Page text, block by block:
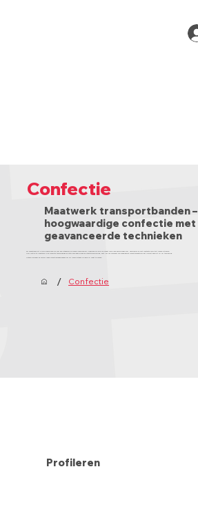
Confectie
Maatwerk transportbanden –
hoogwaardige confectie met
geavanceerde technieken
Bij Bandtransport Europe beschikken we over een uitgebreid en modern machinepark, waarmee we zelfs de meest complexe bewerkingen snel, nauwkeurig en met constante kwaliteit kunnen uitvoeren.
Door continu te investeren in de nieuwste technologieën en ontwikkelingen binnen de kunststofverwerking, bent u bij ons verzekerd van hoogwaardig confectiemaatwerk dat perfect aansluit op uw toepassing.
Ontdek hieronder de verschillende confectiemogelijkheden om uw transportband volledig op maat te maken.
/ Confectie
Profileren